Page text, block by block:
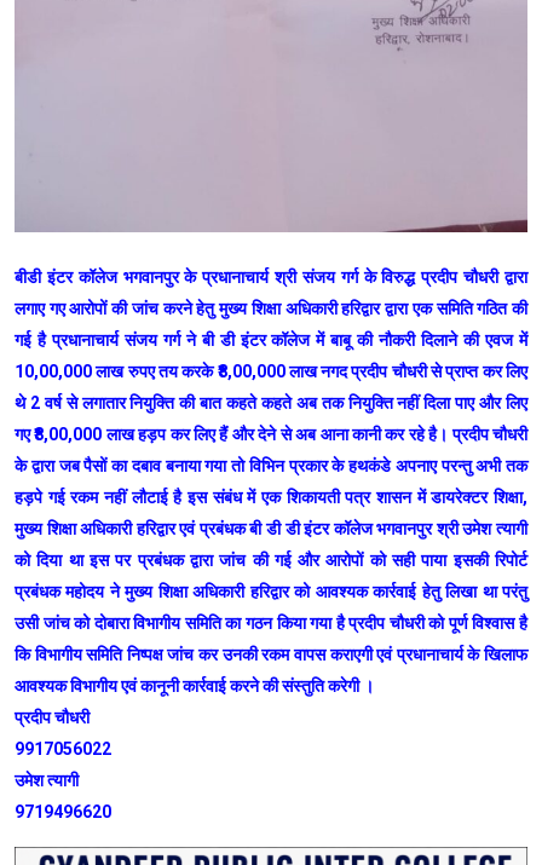
बीडी इंटर कॉलेज भगवानपुर के प्रधानाचार्य श्री संजय गर्ग के विरुद्ध प्रदीप चौधरी द्वारा
लगाए गए आरोपों की जांच करने हेतु मुख्य शिक्षा अधिकारी हरिद्वार द्वारा एक समिति गठित की
गई है प्रधानाचार्य संजय गर्ग ने बी डी इंटर कॉलेज में बाबू की नौकरी दिलाने की एवज में
10,00,000 लाख रुपए तय करके ₹8,00,000 लाख नगद प्रदीप चौधरी से प्राप्त कर लिए
थे 2 वर्ष से लगातार नियुक्ति की बात कहते कहते अब तक नियुक्ति नहीं दिला पाए और लिए
गए ₹8,00,000 लाख हड़प कर लिए हैं और देने से अब आना कानी कर रहे है। प्रदीप चौधरी
के द्वारा जब पैसों का दबाव बनाया गया तो विभिन प्रकार के हथकंडे अपनाए परन्तु अभी तक
हड़पे गई रकम नहीं लौटाई है इस संबंध में एक शिकायती पत्र शासन में डायरेक्टर शिक्षा,
मुख्य शिक्षा अधिकारी हरिद्वार एवं प्रबंधक बी डी डी इंटर कॉलेज भगवानपुर श्री उमेश त्यागी
को दिया था इस पर प्रबंधक द्वारा जांच की गई और आरोपों को सही पाया इसकी रिपोर्ट
प्रबंधक महोदय ने मुख्य शिक्षा अधिकारी हरिद्वार को आवश्यक कार्रवाई हेतु लिखा था परंतु
उसी जांच को दोबारा विभागीय समिति का गठन किया गया है प्रदीप चौधरी को पूर्ण विश्वास है
कि विभागीय समिति निष्पक्ष जांच कर उनकी रकम वापस कराएगी एवं प्रधानाचार्य के खिलाफ
आवश्यक विभागीय एवं कानूनी कार्रवाई करने की संस्तुति करेगी ।
प्रदीप चौधरी
9917056022
उमेश त्यागी
9719496620